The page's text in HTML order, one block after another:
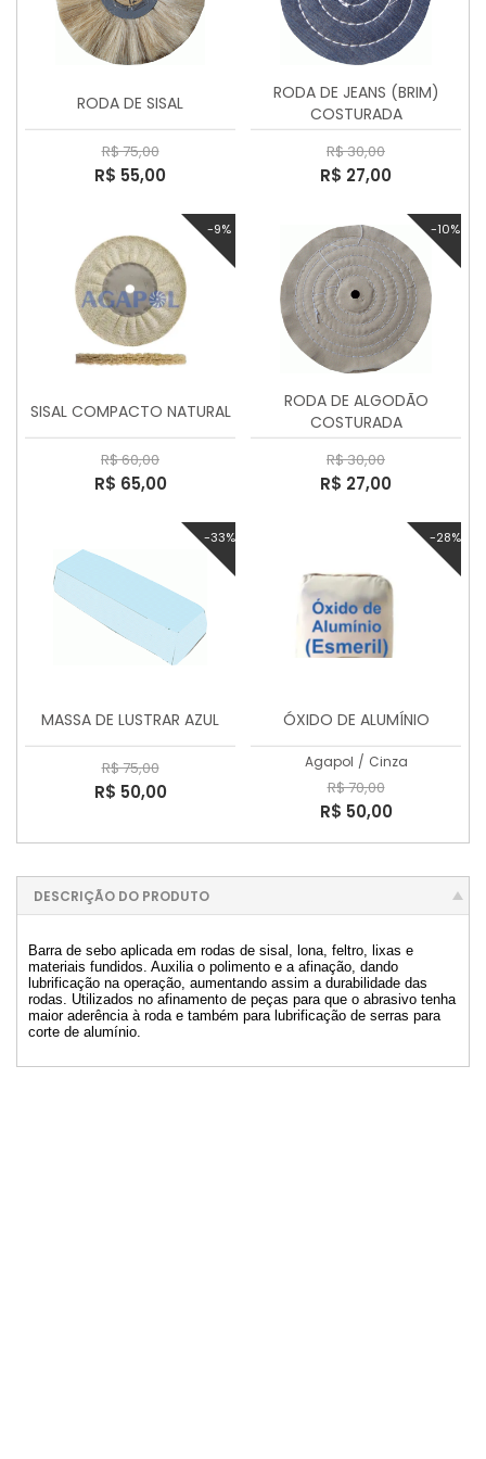
RODA DE SISAL
R$ 75,00
R$ 55,00
RODA DE JEANS (BRIM)
COSTURADA
R$ 30,00
R$ 27,00
-9%
SISAL COMPACTO NATURAL
R$ 60,00
R$ 65,00
-10%
RODA DE ALGODÃO
COSTURADA
R$ 30,00
R$ 27,00
-33%
MASSA DE LUSTRAR AZUL
R$ 75,00
R$ 50,00
-28%
ÓXIDO DE ALUMÍNIO
Agapol / Cinza
R$ 70,00
R$ 50,00
DESCRIÇÃO DO PRODUTO
Barra de sebo aplicada em rodas de sisal, lona, feltro, lixas e
materiais fundidos. Auxilia o polimento e a afinação, dando
lubrificação na operação, aumentando assim a durabilidade das
rodas. Utilizados no afinamento de peças para que o abrasivo tenha
maior aderência à roda e também para lubrificação de serras para
corte de alumínio.